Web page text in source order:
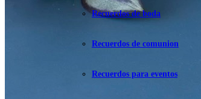
Recuerdos de boda
Recuerdos de comunion
Recuerdos para eventos